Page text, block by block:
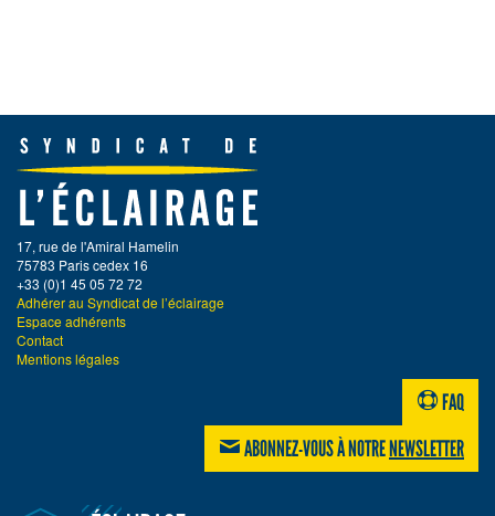
17, rue de l'Amiral Hamelin
75783 Paris cedex 16
+33 (0)1 45 05 72 72
Adhérer au Syndicat de l’éclairage
Espace adhérents
Contact
Mentions légales
FAQ
ABONNEZ-VOUS À NOTRENEWSLETTER